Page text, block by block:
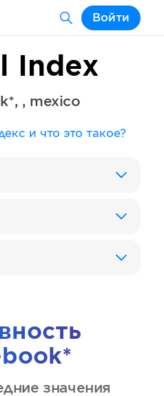
Войти
Index
, , mexico
и что это такое?
значения